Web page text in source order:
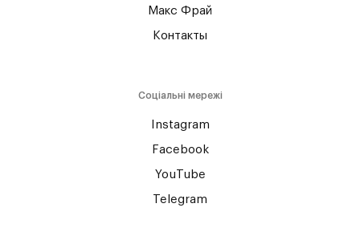
Макс Фрай
Контакты
Соціальні мережі
Instagram
Facebook
YouTube
Telegram